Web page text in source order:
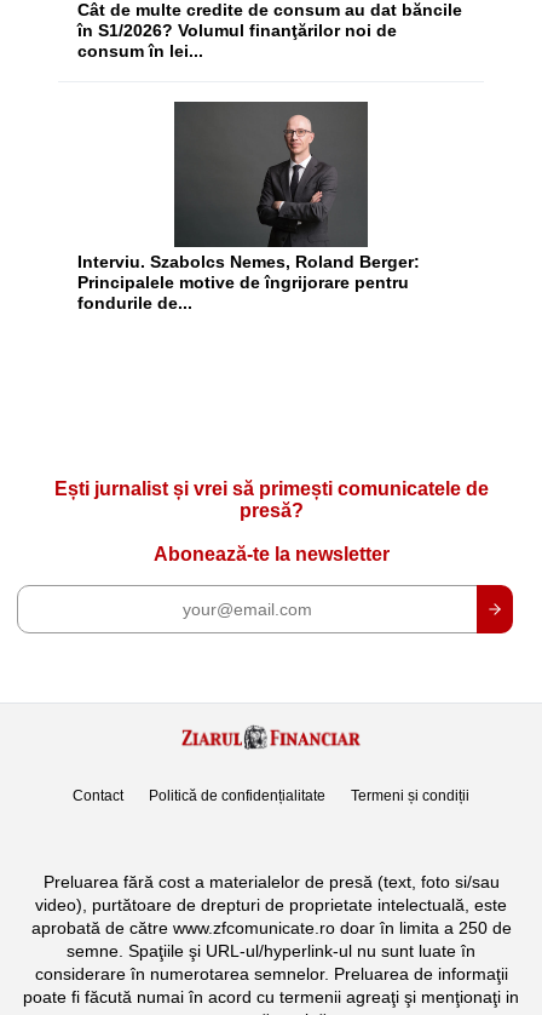
Cât de multe credite de consum au dat băncile
în S1/2026? Volumul finanţărilor noi de
consum în lei...
Interviu. Szabolcs Nemes, Roland Berger:
Principalele motive de îngrijorare pentru
fondurile de...
Ești jurnalist și vrei să primești comunicatele de
presă?
Abonează-te la newsletter
Contact Politică de confidențialitate Termeni și condiții
Preluarea fără cost a materialelor de presă (text, foto si/sau
video), purtătoare de drepturi de proprietate intelectuală, este
aprobată de către www.zfcomunicate.ro doar în limita a 250 de
semne. Spaţiile şi URL-ul/hyperlink-ul nu sunt luate în
considerare în numerotarea semnelor. Preluarea de informaţii
poate fi făcută numai în acord cu termenii agreaţi şi menţionaţi in